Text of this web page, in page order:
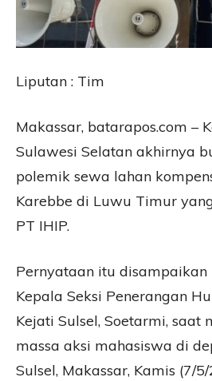
Liputan : Tim
Makassar, batarapos.com –
Sulawesi Selatan akhirnya
polemik sewa lahan
Karebbe di Luwu Timur
PT IHIP.
Pernyataan itu disampaikan
Kepala Seksi Penerangan
Kejati Sulsel, Soetarmi, saat
massa aksi mahasiswa di
Sulsel, Makassar, Kamis (7/